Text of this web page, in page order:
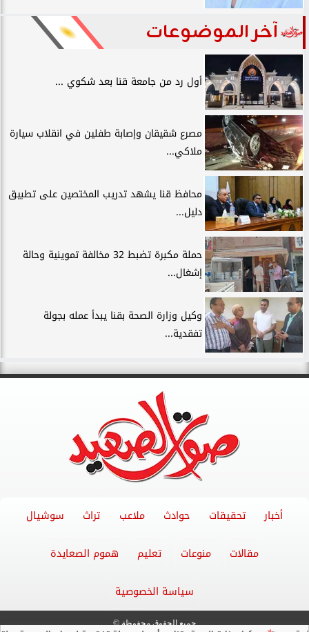
آخر الموضوعات
أول رد من جامعة قنا بعد شكوي ...
مصرع شقيقان وإصابة طفلين في انقلاب سيارة
ملاكي...
محافظ قنا يشهد تدريب المختصين على تطبيق
دليل...
حملة مكبرة تضبط 32 مخالفة تموينية وحالة
إشغال...
وكيل وزارة الصحة بقنا يبدأ عمله بجولة
تفقدية...
أخبار تحقيقات حوادث ملاعب تراث سوشيال
مقالات منوعات تعليم هموم الصعايدة
سياسة الخصوصية
جميع الحقوق محفوظة ©